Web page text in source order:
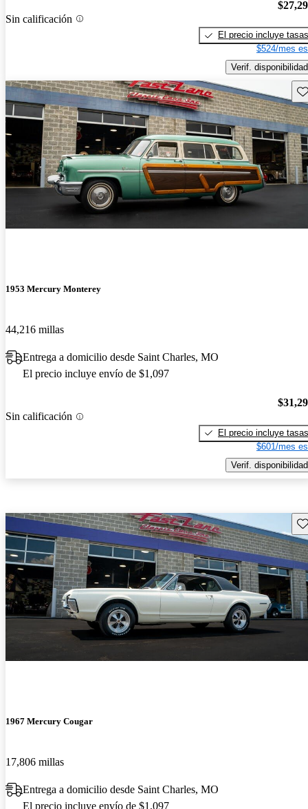
Sin calificación
El precio incluye tasas
$524/mes
Verif. disponibilidad
1953 Mercury Monterey
44,216 millas
Entrega a domicilio desde Saint Charles, MO
El precio incluye envío de $1,097
Sin calificación
El precio incluye tasas
$601/mes
Verif. disponibilidad
1967 Mercury Cougar
17,806 millas
Entrega a domicilio desde Saint Charles, MO
El precio incluye envío de $1,097